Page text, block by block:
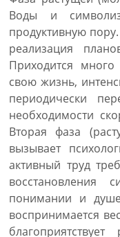
Воды и
продуктивную
реализация
Приходится
свою жизнь,
периодически
необходимости
Вторая фаза
вызывает
активный труд
восстановления
понимании и
воспринимается